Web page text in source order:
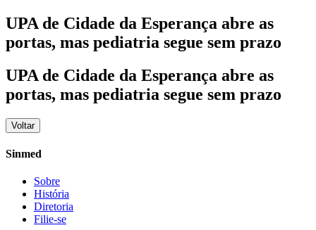
UPA de Cidade da Esperança abre as
portas, mas pediatria segue sem prazo
UPA de Cidade da Esperança abre as
portas, mas pediatria segue sem prazo
Voltar
Sinmed
Sobre
História
Diretoria
Filie-se